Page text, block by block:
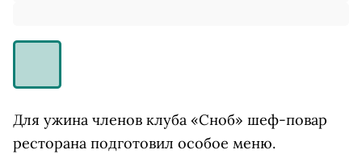
Для ужина членов клуба «Сноб» шеф-повар
ресторана подготовил особое меню.